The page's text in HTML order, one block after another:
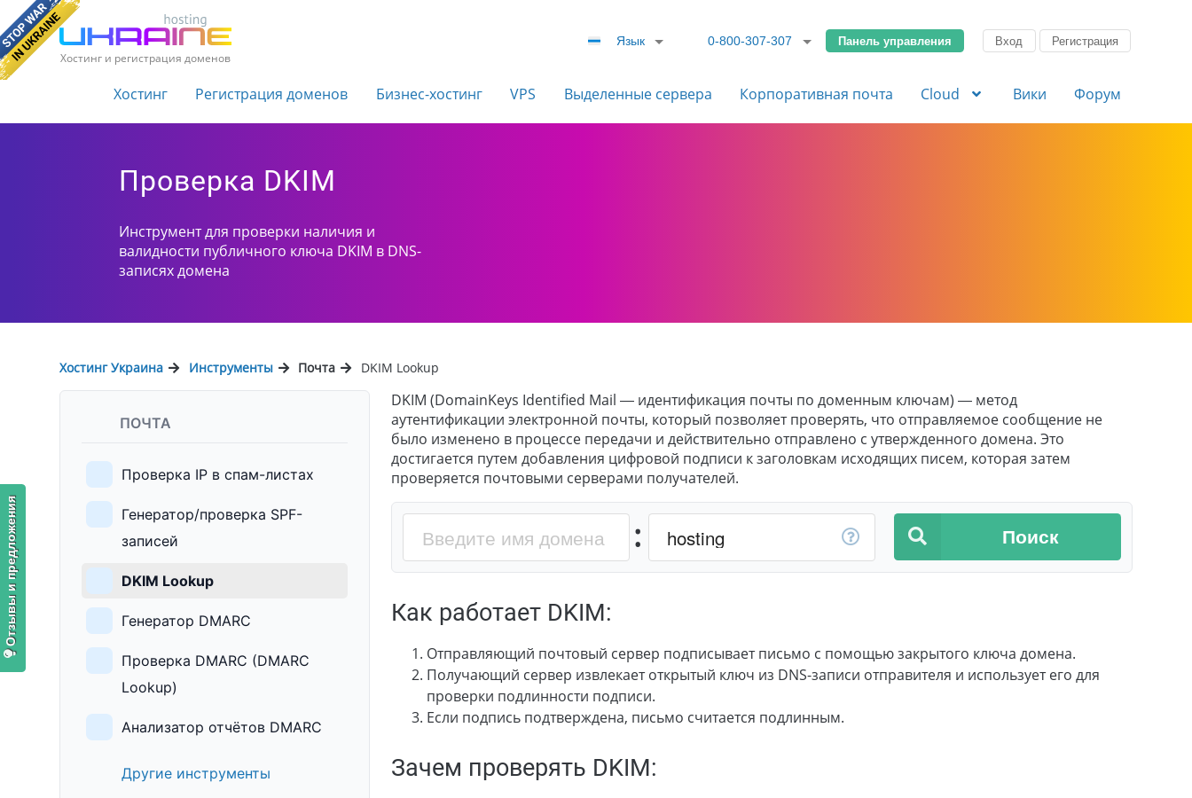
Хостинг и регистрация доменов
Язык 0-800-307-307 Панель управления Вход Регистрация
Хостинг Регистрация доменов Бизнес-хостинг VPS Выделенные сервера Корпоративная почта Cloud Вики Форум
Проверка DKIM
Инструмент для проверки наличия и
валидности публичного ключа DKIM в DNS-
записях домена
Хостинг Украина Инструменты Почта DKIM Lookup
ПОЧТА
Проверка IP в спам-листах
Генератор/проверка SPF-
записей
DKIM Lookup
Генератор DMARC
Проверка DMARC (DMARC
Lookup)
Анализатор отчётов DMARC
Другие инструменты
DKIM (DomainKeys Identified Mail — идентификация почты по доменным ключам) — метод
аутентификации электронной почты, который позволяет проверять, что отправляемое сообщение не
было изменено в процессе передачи и действительно отправлено с утвержденного домена. Это
достигается путем добавления цифровой подписи к заголовкам исходящих писем, которая затем
проверяется почтовыми серверами получателей.
: Поиск
Как работает DKIM:
Отправляющий почтовый сервер подписывает письмо с помощью закрытого ключа домена.
Получающий сервер извлекает открытый ключ из DNS-записи отправителя и использует его для
проверки подлинности подписи.
Если подпись подтверждена, письмо считается подлинным.
Зачем проверять DKIM:
Отзывы и предложения